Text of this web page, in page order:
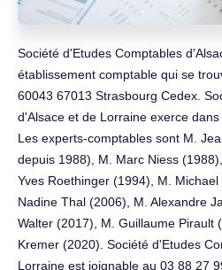
Société d'Etudes Comptables
établissement comptable qui se
60043 67013 Strasbourg Cedex.
d'Alsace et de Lorraine exerce dans
Les experts-comptables sont M.
depuis 1988), M. Marc Niess
Yves Roethinger (1994), M.
Nadine Thal (2006), M. Alexandre
Walter (2017), M. Guillaume Pirault
Kremer (2020). Société d'Etudes
Lorraine est joignable au 03 88 27